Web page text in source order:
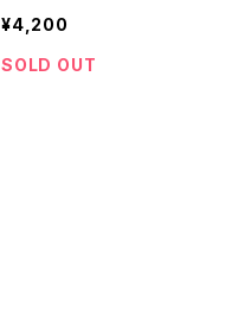
1
¥4,200
SOLD OUT